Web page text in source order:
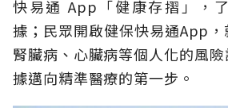
快易通 App「健康存摺」，
據；民眾開啟健保快易通App，
腎臟病、心臟病等個人化的風
據邁向精準醫療的第一步。